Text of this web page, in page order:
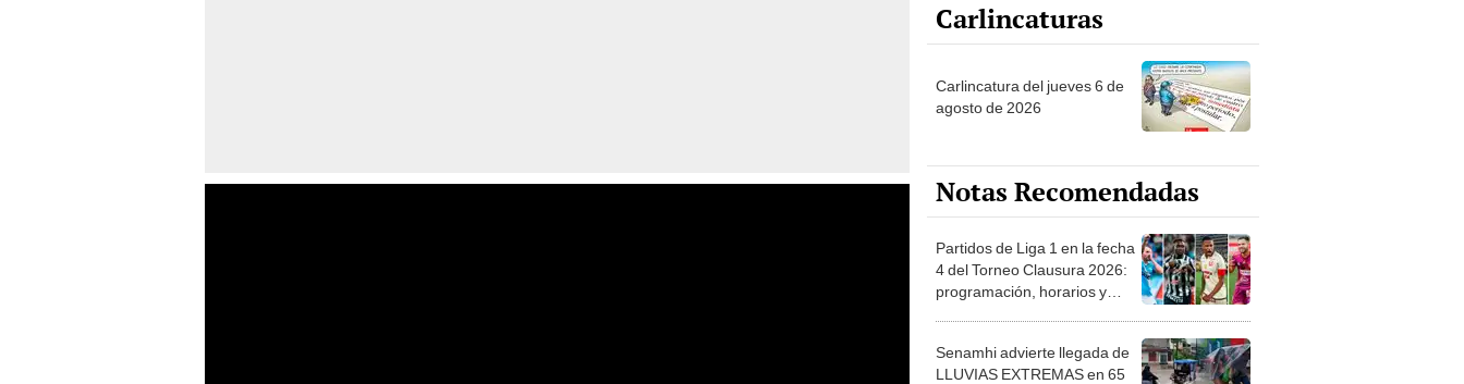
Carlincaturas
Carlincatura del jueves 6 de
agosto de 2026
Notas Recomendadas
Partidos de Liga 1 en la fecha
4 del Torneo Clausura 2026:
programación, horarios y
Senamhi advierte llegada de
LLUVIAS EXTREMAS en 65